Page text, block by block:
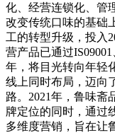
化、经营连锁化、管
改变传统口味的基础
工的转型升级，投入
营产品已通过
年，将目光转向年轻
线上同时布局，迈向
路。2021年，鲁味斋
牌定位的同时，通过
多维度营销，旨在让